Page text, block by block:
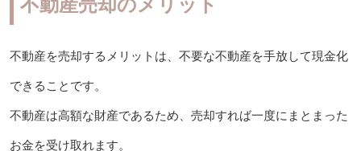
不動産を売却するメリットは、不要な不動産を手放して現金化
できることです。
不動産は高額な財産であるため、売却すれば一度にまとまった
お金を受け取れます。